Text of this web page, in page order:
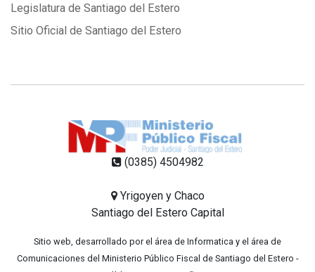
Legislatura de Santiago del Estero
Sitio Oficial de Santiago del Estero
(0385) 4504982
Yrigoyen y Chaco
Santiago del Estero Capital
Sitio web, desarrollado por el área de Informatica y el área de
Comunicaciones del Ministerio Público Fiscal de Santiago del Estero -